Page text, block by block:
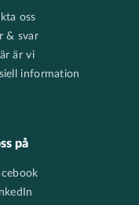
oss
& svar
är vi
information
på